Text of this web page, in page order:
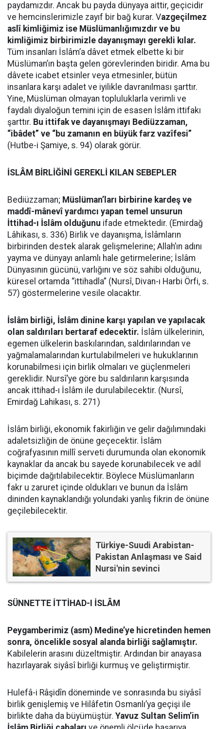
paydamızdır. Ancak bu payda dünyaya aittir, geçicidir
ve hemcinslerimizle zayıf bir bağ kurar. Vazgeçilmez
aslî kimliğimiz ise Müslümanlığımızdır ve bu
kimliğimiz birbirimizle dayanışmayı gerekli kılar.
Tüm insanları İslâm’a dâvet etmek elbette ki bir
Müslüman’ın başta gelen görevlerinden biridir. Ama bu
dâvete icabet etsinler veya etmesinler, bütün
insanlara karşı adalet ve iyilikle davranılması şarttır.
Yine, Müslüman olmayan topluluklarla verimli ve
faydalı diyaloğun temini için de esasen İslâm ittifakı
şarttır. Bu ittifak ve dayanışmayı Bediüzzaman,
“ibâdet” ve “bu zamanın en büyük farz vazîfesi”
(Hutbe-i Şamiye, s. 94) olarak görür.
İSLÂM BİRLİĞİNİ GEREKLİ KILAN SEBEPLER
Bediüzzaman; Müslüman’ları birbirine kardeş ve
maddî-mânevî yardımcı yapan temel unsurun
İttihad-ı İslâm olduğunu ifade etmektedir. (Emirdağ
Lâhikası, s. 336) Birlik ve dayanışma, İslâmların
birbirinden destek alarak gelişmelerine; Allah’ın adını
yayma ve dünyayı anlamlı hale getirmelerine; İslâm
Dünyasının gücünü, varlığını ve söz sahibi olduğunu,
küresel ortamda “ittihadla” (Nursî, Divan-ı Harbi Örfi, s.
57) göstermelerine vesile olacaktır.
İslâm birliği, İslâm dinine karşı yapılan ve yapılacak
olan saldırıları bertaraf edecektir. İslâm ülkelerinin,
egemen ülkelerin baskılarından, saldırılarından ve
yağmalamalarından kurtulabilmeleri ve hukuklarının
korunabilmesi için birlik olmaları ve güçlenmeleri
gereklidir. Nursî’ye göre bu saldırıların karşısında
ancak ittihad-ı İslâm ile durulabilecektir. (Nursî,
Emirdağ Lahikası, s. 271)
İslâm birliği, ekonomik fakirliğin ve gelir dağılımındaki
adaletsizliğin de önüne geçecektir. İslâm
coğrafyasının millî serveti durumunda olan ekonomik
kaynaklar da ancak bu sayede korunabilecek ve adil
biçimde dağıtılabilecektir. Böylece Müslümanların
fakr u zaruret içinde oldukları ve bunun da İslâm
dininden kaynaklandığı yolundaki yanlış fikrin de önüne
geçilebilecektir.
Türkiye-Suudi Arabistan-
Pakistan Anlaşması ve Said
Nursi'nin sevinci
SÜNNETTE İTTİHAD-I İSLÂM
Peygamberimiz (asm) Medine’ye hicretinden hemen
sonra, öncelikle sosyal alanda birliği sağlamıştır.
Kabilelerin arasını düzeltmiştir. Ardından bir anayasa
hazırlayarak siyâsî birliği kurmuş ve geliştirmiştir.
Hulefâ-i Râşidîn döneminde ve sonrasında bu siyâsî
birlik genişlemiş ve Hilâfetin Osmanlı’ya geçişi ile
birlikte daha da büyümüştür. Yavuz Sultan Selim’in